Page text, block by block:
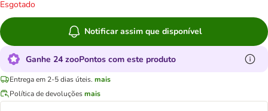
Esgotado
Notificar assim que disponível
Ganhe 24 zooPontos com este produto
Entrega em 2-5 dias úteis. mais
Política de devoluçõesmais